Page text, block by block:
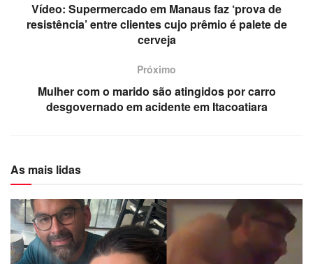
Vídeo: Supermercado em Manaus faz ‘prova de
resistência’ entre clientes cujo prêmio é palete de
cerveja
Próximo
Mulher com o marido são atingidos por carro
desgovernado em acidente em Itacoatiara
As mais lidas